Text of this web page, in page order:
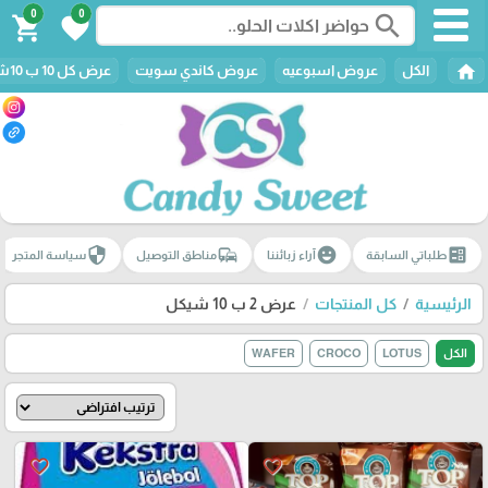
search
0
favorite
0
shopping_cart
home الكل عروض اسبوعيه عروض كاندي سويت عرض كل 10 ب 10شيكل
ballotطلباتي السابقة emoji_emotionsآراء زبائننا commuteمناطق التوصيل securityسياسة المتجر
الرئيسية كل المنتجات عرض 2 ب 10 شيكل
الكل LOTUS
CROCO
WAFER
favorite_border
favorite_border